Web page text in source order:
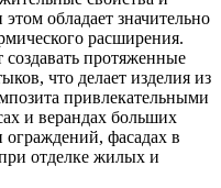
обладает значительно
расширения.
протяженные
что делает изделия из
привлекательными
и верандах больших
фасадах в
отделке жилых и